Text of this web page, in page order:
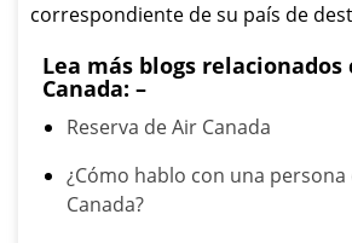
correspondiente de su país de
Lea más blogs relacionados
Canada: –
Reserva de Air Canada
¿Cómo hablo con una persona
Canada?